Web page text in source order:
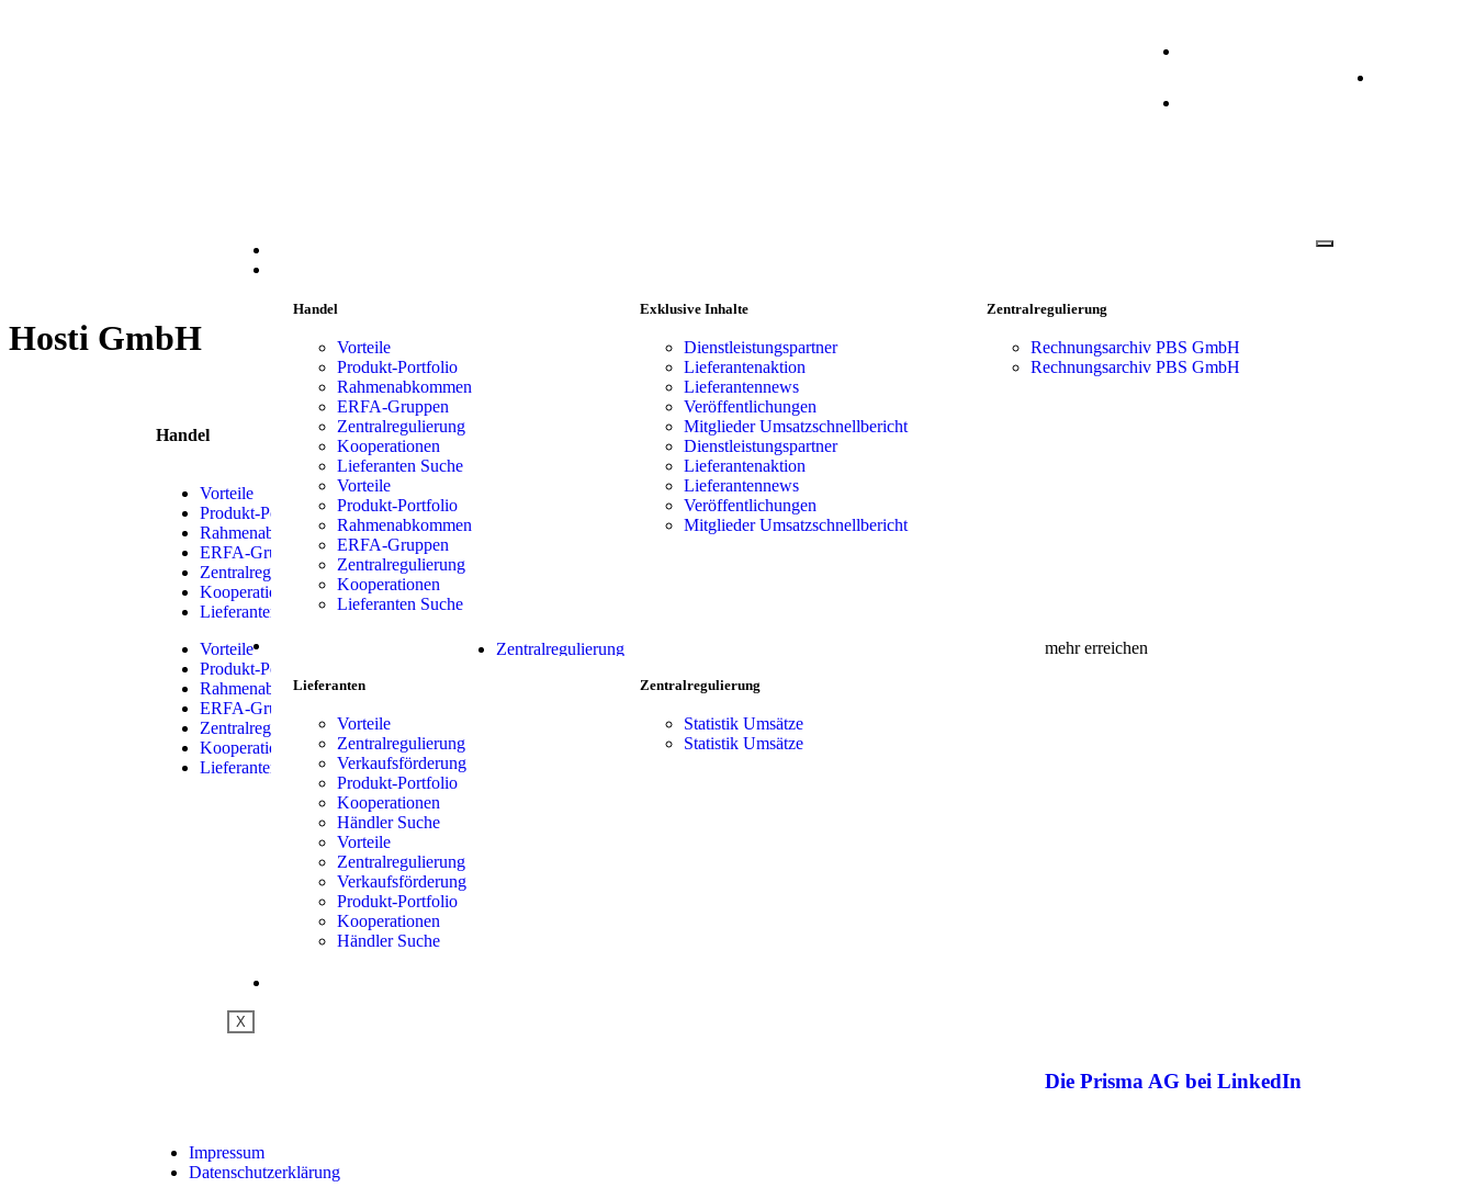
Handel
Vorteile
Produkt-Portfolio
Rahmenabkommen
ERFA-Gruppen
Zentralregulierung
Kooperationen
Lieferanten Suche
Vorteile
Produkt-Portfolio
Rahmenabkommen
ERFA-Gruppen
Zentralregulierung
Kooperationen
Lieferanten Suche
Exklusive Inhalte
Dienstleistungspartner
Lieferantenaktion
Lieferantennews
Veröffentlichungen
Mitglieder Umsatzschnellbericht
Dienstleistungspartner
Lieferantenaktion
Lieferantennews
Veröffentlichungen
Mitglieder Umsatzschnellbericht
Zentralregulierung
Rechnungsarchiv PBS GmbH
Rechnungsarchiv PBS GmbH
Lieferanten
Vorteile
Zentralregulierung
Verkaufsförderung
Produkt-Portfolio
Kooperationen
Händler Suche
Vorteile
Zentralregulierung
Verkaufsförderung
Produkt-Portfolio
Kooperationen
Händler Suche
Zentralregulierung
Statistik Umsätze
Statistik Umsätze
X
Hosti GmbH
Handel
Vorteile
Produkt-Portfolio
Rahmenabkommen
ERFA-Gruppen
Zentralregulierung
Kooperationen
Lieferanten Suche
Vorteile
Produkt-Portfolio
Rahmenabkommen
ERFA-Gruppen
Zentralregulierung
Kooperationen
Lieferanten Suche
Lieferanten
Zentralregulierung
Mitgliederbereich
Team
Mitgliederbereich
mehr erreichen
Die Prisma AG bei LinkedIn
Impressum
Datenschutzerklärung